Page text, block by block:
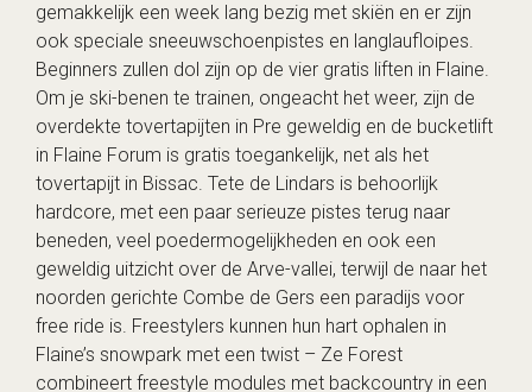
gemakkelijk een week lang bezig met skiën en er zijn
ook speciale sneeuwschoenpistes en langlaufloipes.
Beginners zullen dol zijn op de vier gratis liften in Flaine.
Om je ski-benen te trainen, ongeacht het weer, zijn de
overdekte tovertapijten in Pre geweldig en de bucketlift
in Flaine Forum is gratis toegankelijk, net als het
tovertapijt in Bissac. Tete de Lindars is behoorlijk
hardcore, met een paar serieuze pistes terug naar
beneden, veel poedermogelijkheden en ook een
geweldig uitzicht over de Arve-vallei, terwijl de naar het
noorden gerichte Combe de Gers een paradijs voor
free ride is. Freestylers kunnen hun hart ophalen in
Flaine’s snowpark met een twist – Ze Forest
combineert freestyle modules met backcountry in een